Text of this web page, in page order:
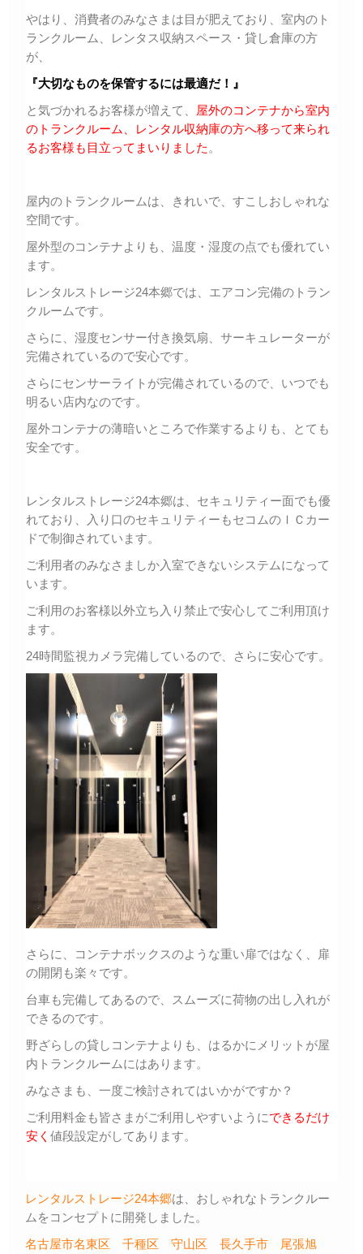
やはり、消費者のみなさまは目が肥えており、室内のト
ランクルーム、レンタス収納スペース・貸し倉庫の方
が、
『大切なものを保管するには最適だ！』
と気づかれるお客様が増えて、
屋外のコンテナから室内
のトランクルーム、レンタル収納庫の方へ移って来られ
るお客様も目立ってまいりました 。
屋内のトランクルームは、きれいで、すこしおしゃれな
空間です。
屋外型のコンテナよりも、温度・湿度の点でも優れてい
ます。
レンタルストレージ24本郷では、エアコン完備のトラン
クルームです。
さらに、湿度センサー付き換気扇、サーキュレーターが
完備されているので安心です。
さらにセンサーライトが完備されているので、いつでも
明るい店内なのです。
屋外コンテナの薄暗いところで作業するよりも、とても
安全です。
レンタルストレージ24本郷は、セキュリティー面でも優
れており、入り口のセキュリティーもセコムのＩＣカー
ドで制御されています。
ご利用者のみなさましか入室できないシステムになって
います。
ご利用のお客様以外立ち入り禁止で安心してご利用頂け
ます。
24時間監視カメラ完備しているので、さらに安心です。
さらに、コンテナボックスのような重い扉ではなく、扉
の開閉も楽々です。
台車も完備してあるので、スムーズに荷物の出し入れが
できるのです。
野ざらしの貸しコンテナよりも、はるかにメリットが屋
内トランクルームにはあります。
みなさまも、一度ご検討されてはいかがですか？
ご利用料金も皆さまがご利用しやすいようにできるだけ
安く 値段設定がしてあります。
レンタルストレージ24本郷は、おしゃれなトランクルー
ムをコンセプトに開発しました。
名古屋市名東区
千種区 守山区 長久手市 尾張旭